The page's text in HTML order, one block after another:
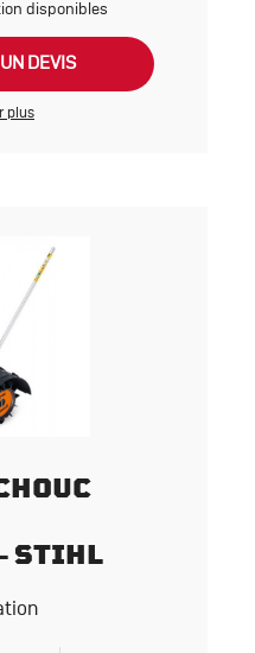
disponibles
DEVIS
plus
STIHL